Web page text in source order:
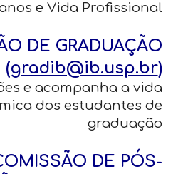
e Vida Profissional
DE GRADUAÇÃO
(gradib@ib.usp.br)
e acompanha a vida
dos estudantes de
graduação
DE PÓS-